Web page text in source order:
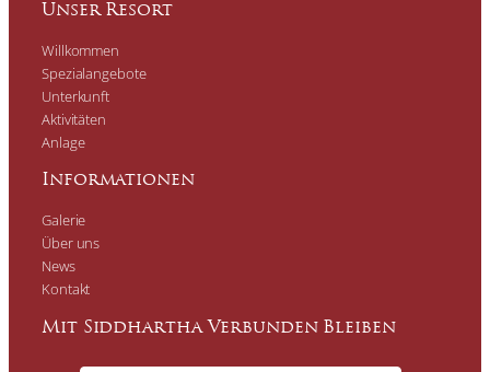
Unser Resort
Willkommen
Spezialangebote
Unterkunft
Aktivitäten
Anlage
Informationen
Galerie
Über uns
News
Kontakt
Mit Siddhartha Verbunden Bleiben